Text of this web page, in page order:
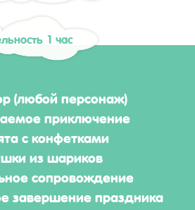
1 час
(любой персонаж)
приключение
с конфетками
из шариков
сопровождение
завершение праздника